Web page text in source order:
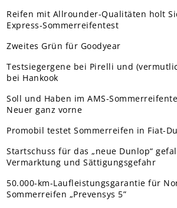
Reifen mit Allrounder-Qualitäten holt
Express-Sommerreifentest
Zweites Grün für Goodyear
Testsiegergene bei Pirelli und
bei Hankook
Soll und Haben im AMS-
Neuer ganz vorne
Promobil testet Sommerreifen in Fiat-
Startschuss für das „neue Dunlop“
Vermarktung und Sättigungsgefahr
50.000-km-Laufleistungsgarantie für
Sommerreifen „Prevensys 5”